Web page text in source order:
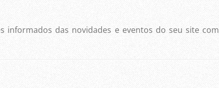
informados das novidades e eventos do seu site com